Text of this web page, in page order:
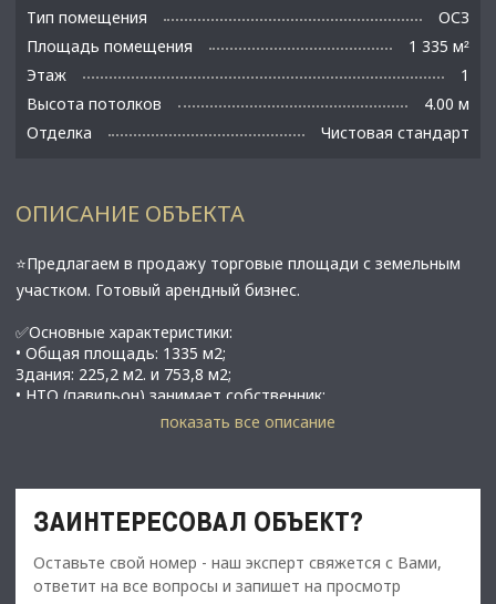
Тип помещения
ОСЗ
Площадь помещения
1 335 м²
Этаж
1
Высота потолков
4.00 м
Отделка
Чистовая стандарт
ОПИСАНИЕ ОБЪЕКТА
⭐Предлагаем в продажу торговые площади с земельным
участком. Готовый арендный бизнес.
✅Основные характеристики:
• Общая площадь: 1335 м2;
Здания: 225,2 м2. и 753,8 м2;
• НТО (павильон) занимает собственник;
• Площадь земельного участка: 0,42 Га;
• Kоммуникaции: центpальные (элeктpичecтвo, вoда, гaз);
компания с генераторами;
• Этаж: 1;
показать все описание
ЗАИНТЕРЕСОВАЛ ОБЪЕКТ?
Оставьте свой номер - наш эксперт свяжется с Вами,
ответит на все вопросы и запишет на просмотр